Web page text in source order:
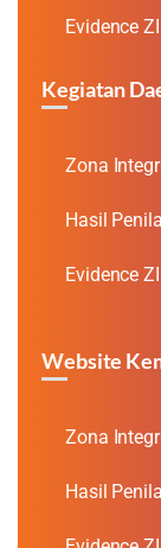
Evidence ZI
Kegiatan
Zona
Hasil
Evidence ZI
Website
Zona
Hasil